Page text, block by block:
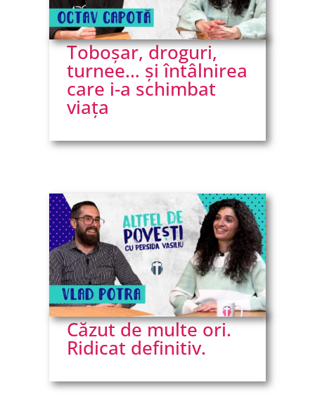
Toboșar, droguri,
turnee… și întâlnirea
care i-a schimbat
viața
Căzut de multe ori.
Ridicat definitiv.